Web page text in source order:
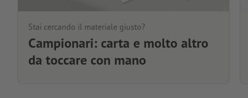
Stai cercando il materiale giusto?
Campionari: carta e molto altro
da toccare con mano